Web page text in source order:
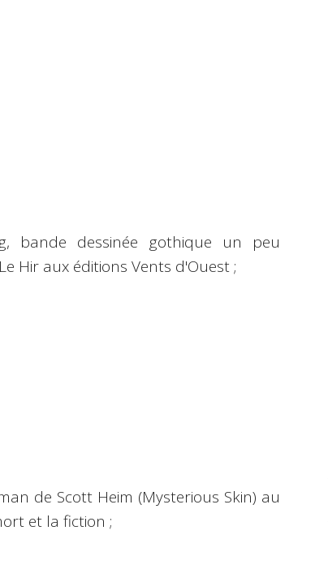
, bande dessinée gothique un peu
Hir aux éditions Vents d'Ouest ;
de Scott Heim (Mysterious Skin) au
et la fiction ;